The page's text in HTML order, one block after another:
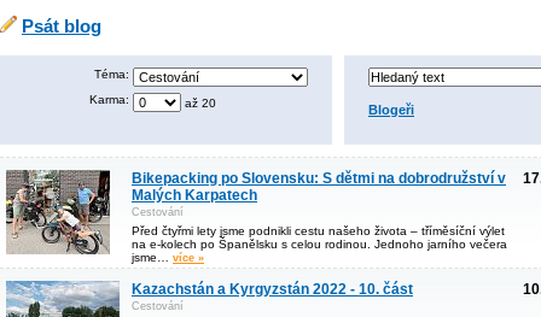
Psát blog
Téma:
Karma:
až 20 Blogeři
Bikepacking po Slovensku: S dětmi na dobrodružství v
Malých Karpatech
Cestování
Před čtyřmi lety jsme podnikli cestu našeho života – tříměsíční výlet
na e-kolech po Španělsku s celou rodinou. Jednoho jarního večera
jsme… více »
Kazachstán a Kyrgyzstán 2022 - 10. část
Cestování